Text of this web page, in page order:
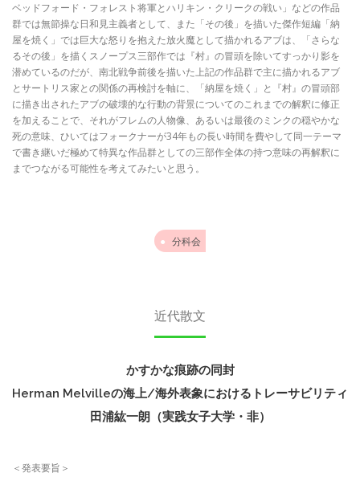
ベッドフォード・フォレスト将軍とハリキン・クリークの戦い」などの作品
群では無節操な日和見主義者として、また「その後」を描いた傑作短編「納
屋を焼く」では巨大な怒りを抱えた放火魔として描かれるアブは、「さらな
るその後」を描くスノープス三部作では『村』の冒頭を除いてすっかり影を
潜めているのだが、南北戦争前後を描いた上記の作品群で主に描かれるアブ
とサートリス家との関係の再検討を軸に、「納屋を焼く」と『村』の冒頭部
に描き出されたアブの破壊的な行動の背景についてのこれまでの解釈に修正
を加えることで、それがフレムの人物像、あるいは最後のミンクの穏やかな
死の意味、ひいてはフォークナーが34年もの長い時間を費やして同一テーマ
で書き継いだ極めて特異な作品群としての三部作全体の持つ意味の再解釈に
までつながる可能性を考えてみたいと思う。
分科会
近代散文
かすかな痕跡の同封
Herman Melvilleの海上/海外表象におけるトレーサビリティ
田浦紘一朗（実践女子大学・非）
＜発表要旨＞